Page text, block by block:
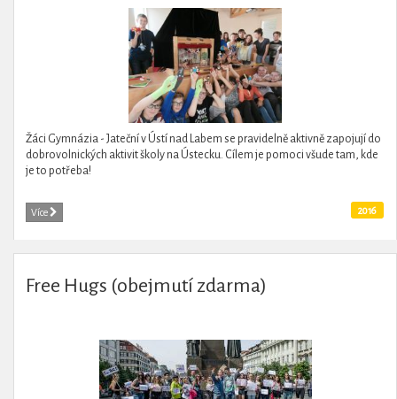
Žáci Gymnázia - Jateční v Ústí nad Labem se pravidelně aktivně zapojují do
dobrovolnických aktivit školy na Ústecku. Cílem je pomoci všude tam, kde
je to potřeba!
Více 2016
Free Hugs (obejmutí zdarma)